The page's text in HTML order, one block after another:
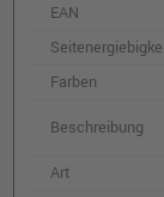
EAN
Farben
Beschreibung
Art